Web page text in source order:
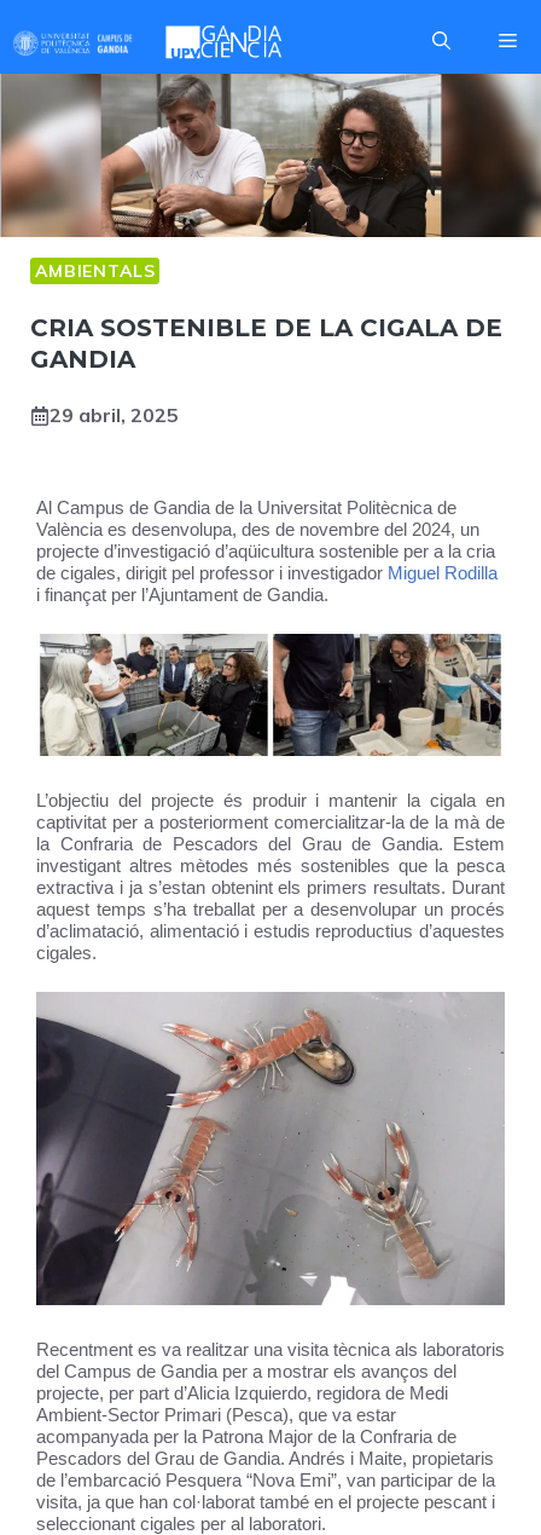
to
content
AMBIENTALS
CRIA SOSTENIBLE DE LA CIGALA DE
GANDIA
29 abril, 2025
Al Campus de Gandia de la Universitat Politècnica de
València es desenvolupa, des de novembre del 2024, un
projecte d’investigació d’aqüicultura sostenible per a la cria
de cigales, dirigit pel professor i investigador Miguel Rodilla
i finançat per l’Ajuntament de Gandia.
L’objectiu del projecte és produir i mantenir la cigala en
captivitat per a posteriorment comercialitzar-la de la mà de
la Confraria de Pescadors del Grau de Gandia. Estem
investigant altres mètodes més sostenibles que la pesca
extractiva i ja s’estan obtenint els primers resultats. Durant
aquest temps s’ha treballat per a desenvolupar un procés
d’aclimatació, alimentació i estudis reproductius d’aquestes
cigales.
Recentment es va realitzar una visita tècnica als laboratoris
del Campus de Gandia per a mostrar els avanços del
projecte, per part d’Alicia Izquierdo, regidora de Medi
Ambient-Sector Primari (Pesca), que va estar
acompanyada per la Patrona Major de la Confraria de
Pescadors del Grau de Gandia. Andrés i Maite, propietaris
de l’embarcació Pesquera “Nova Emi”, van participar de la
visita, ja que han col·laborat també en el projecte pescant i
seleccionant cigales per al laboratori.